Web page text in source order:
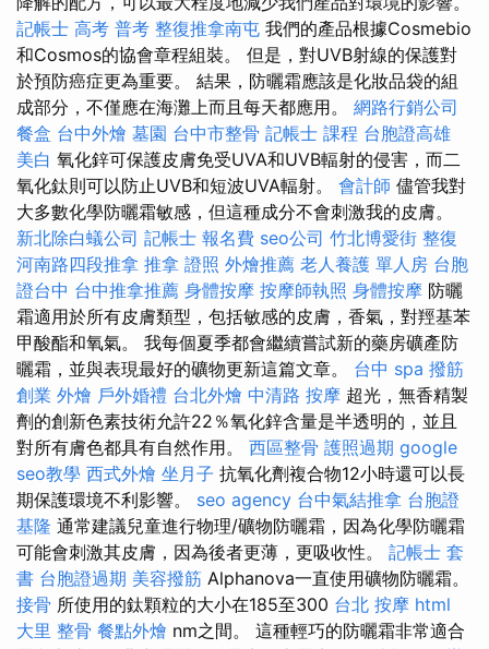
記帳士 高考 普考 整復推拿南屯 我們的產品根據Cosmebio
和Cosmos的協會章程組裝。 但是，對UVB射線的保護對
於預防癌症更為重要。 結果，防曬霜應該是化妝品袋的組
成部分，不僅應在海灘上而且每天都應用。 網路行銷公司
餐盒 台中外燴 墓園 台中市整骨 記帳士 課程 台胞證高雄
美白 氧化鋅可保護皮膚免受UVA和UVB輻射的侵害，而二
氧化鈦則可以防止UVB和短波UVA輻射。 會計師 儘管我對
大多數化學防曬霜敏感，但這種成分不會刺激我的皮膚。
新北除白蟻公司 記帳士 報名費 seo公司 竹北博愛街 整復
河南路四段推拿 推拿 證照 外燴推薦 老人養護 單人房 台胞
證台中 台中推拿推薦 身體按摩 按摩師執照 身體按摩 防曬
霜適用於所有皮膚類型，包括敏感的皮膚，香氣，對羥基苯
甲酸酯和氧氣。 我每個夏季都會繼續嘗試新的藥房礦產防
曬霜，並與表現最好的礦物更新這篇文章。 台中 spa 撥筋
創業 外燴 戶外婚禮 台北外燴 中清路 按摩 超光，無香精製
劑的創新色素技術允許22％氧化鋅含量是半透明的，並且
對所有膚色都具有自然作用。 西區整骨 護照過期 google
seo教學 西式外燴 坐月子 抗氧化劑複合物12小時還可以長
期保護環境不利影響。 seo agency 台中氣結推拿 台胞證
基隆 通常建議兒童進行物理/礦物防曬霜，因為化學防曬霜
可能會刺激其皮膚，因為後者更薄，更吸收性。 記帳士 套
書 台胞證過期 美容撥筋 Alphanova一直使用礦物防曬霜。
接骨 所使用的鈦顆粒的大小在185至300 台北 按摩 html
大里 整骨 餐點外燴 nm之間。 這種輕巧的防曬霜非常適合